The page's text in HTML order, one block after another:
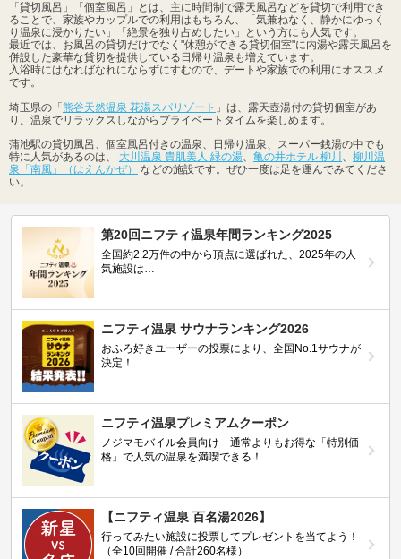
「貸切風呂」「個室風呂」とは、主に時間制で露天風呂などを貸切で利用でき
ることで、家族やカップルでの利用はもちろん、「気兼ねなく、静かにゆっく
り温泉に浸かりたい」「絶景を独り占めしたい」という方にも人気です。
最近では、お風呂の貸切だけでなく"休憩ができる貸切個室"に内湯や露天風呂を
併設した豪華な貸切を提供している日帰り温泉も増えています。
入浴時にはなればなれにならずにすむので、デートや家族での利用にオススメ
です。
埼玉県の「 熊谷天然温泉 花湯スパリゾート 」は、露天壺湯付の貸切個室があ
り、温泉でリラックスしながらプライベートタイムを楽しめます。
蒲池駅の貸切風呂、個室風呂付きの温泉、日帰り温泉、スーパー銭湯の中でも
特に人気があるのは、 大川温泉 貴肌美人 緑の湯、 亀の井ホテル 柳川 、 柳川温
泉「南風」（はえんかぜ）
などの施設です。ぜひ一度は足を運んでみてくださ
い。
第20回ニフティ温泉年間ランキング2025
全国約2.2万件の中から頂点に選ばれた、2025年の人
気施設は…
ニフティ温泉 サウナランキング2026
おふろ好きユーザーの投票により、全国No.1サウナが
決定！
ニフティ温泉プレミアムクーポン
ノジマモバイル会員向け 通常よりもお得な「特別価
格」で人気の温泉を満喫できる！
【ニフティ温泉 百名湯2026】
行ってみたい施設に投票してプレゼントを当てよう！
（全10回開催 / 合計260名様）